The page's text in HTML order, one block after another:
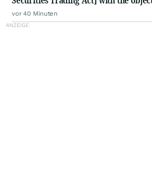
wide distribution
vor 40 Minuten